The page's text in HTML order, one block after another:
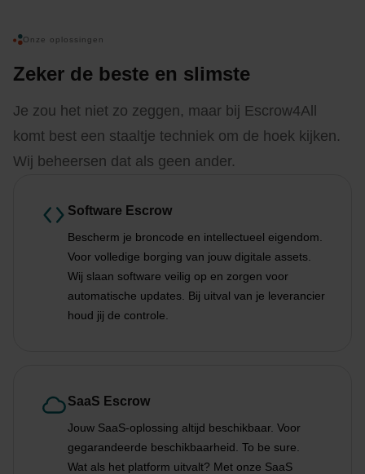
Onze oplossingen
Zeker de beste en slimste
Je zou het niet zo zeggen, maar bij Escrow4All
komt best een staaltje techniek om de hoek kijken.
Wij beheersen dat als geen ander.
Software Escrow
Bescherm je broncode en intellectueel eigendom.
Voor volledige borging van jouw digitale assets.
Wij slaan software veilig op en zorgen voor
automatische updates. Bij uitval van je leverancier
houd jij de controle.
SaaS Escrow
Jouw SaaS-oplossing altijd beschikbaar. Voor
gegarandeerde beschikbaarheid. To be sure.
Wat als het platform uitvalt? Met onze SaaS